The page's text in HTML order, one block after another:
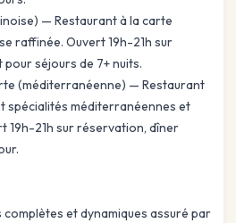
— Restaurant à la carte
raffinée. Ouvert 19h-21h sur
séjours de 7+ nuits.
(méditerranéenne) — Restaurant
spécialités méditerranéennes et
19h-21h sur réservation, dîner
et dynamiques assuré par